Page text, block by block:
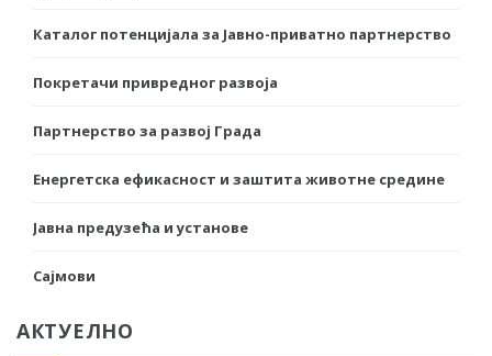
Каталог потенцијала за Јавно-приватно партнерство
Покретачи привредног развоја
Партнерство за развој Града
Енергетска ефикасност и заштита животне средине
Јавна предузећа и установе
Сајмови
АКТУЕЛНО